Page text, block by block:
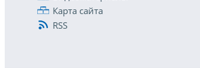
Карта сайта
RSS